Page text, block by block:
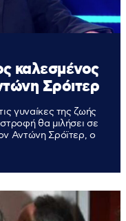
καλεσμένος
Σρόιτερ
γυναίκες της ζωής
θα μιλήσει σε
Αντώνη Σρόϊτερ, ο